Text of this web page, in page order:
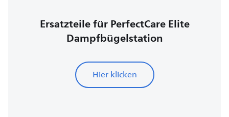
Ersatzteile für PerfectCare Elite
Dampfbügelstation
Hier klicken